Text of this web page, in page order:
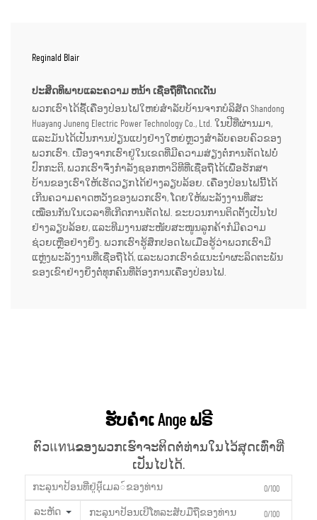
Reginald Blair
ປະສິດທິພາບແລະຄວາມ ຫນ້າ ເຊື່ອຖືທີ່ໂດດເດັ່ນ
ພວກເຮົາໄດ້ຊື້ເຄື່ອງປ່ອນໄຟໃຫຍ່ສຳລັບບ້ານຈາກບໍລິສັດ Shandong
Huayang Juneng Electric Power Technology Co., Ltd. ໃນປີທີ່ຜ່ານມາ,
ແລະມັນໄດ້ເປັນການປ່ຽນແປງຢ່າງໃຫຍ່ຫຼວງສຳລັບຄອບຄົວຂອງ
ພວກເຮົາ. ເນື່ອງຈາກເຮົາຢູ່ໃນເຂດທີ່ມີຄວາມສ່ຽງຕໍ່ການຕັດໄຟບໍ່
ປົກກະຕິ, ພວກເຮົາຈຶ່ງກຳລັງຊອກຫາວິທີທີ່ເຊື່ອຖືໄດ້ເພື່ອຮັກສາ
ບ້ານຂອງເຮົາໃຫ້ເຮັດວຽກໄດ້ຢ່າງລຽບລ້ອຍ. ເຄື່ອງປ່ອນໄຟນີ້ໄດ້
ເກີນຄວາມຄາດຫວັງຂອງພວກເຮົາ, ໂດຍໃຫ້ພະລັງງານທີ່ສະ
ເໝືອນກັນໃນເວລາທີ່ເກີດການຕັດໄຟ. ຂະບວນການຕິດຕັ້ງເປັນໄປ
ຢ່າງລຽບລ້ອຍ, ແລະທີມງານສະໜັບສະໜູນລູກຄ້າກໍມີຄວາມ
ຊ່ວຍເຫຼືອຢ່າງຍິ່ງ. ພວກເຮົາຮູ້ສຶກປອດໄພເມື່ອຮູ້ວ່າພວກເຮົາມີ
ແຫຼ່ງພະລັງງານທີ່ເຊື່ອຖືໄດ້, ແລະພວກເຮົາຂໍແນະນຳຜະລິດຕະພັນ
ຂອງເຂົາຢ່າງຍິ່ງຕໍ່ທຸກຄົນທີ່ຕ້ອງການເຄື່ອງປ່ອນໄຟ.
ຮັບຄຳເ Ange ຟຣີ
ຕົວแทนຂອງພວກເຮົາຈະຕິດຕໍ່ທ່ານໃນໄວ້ສຸດເທົ່າທີ່
ເປັນໄປໄດ້.
0/100
ລະຫັດ 0/100